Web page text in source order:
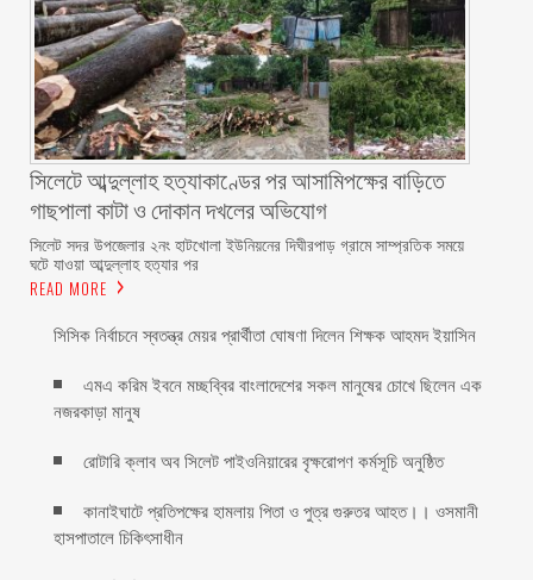
সিলেটে আব্দুল্লাহ হত্যাকাণ্ডের পর আসামিপক্ষের বাড়িতে
গাছপালা কাটা ও দোকান দখলের অভিযোগ
সিলেট সদর উপজেলার ২নং হাটখোলা ইউনিয়নের দিঘীরপাড় গ্রামে সাম্প্রতিক সময়ে
ঘটে যাওয়া আব্দুল্লাহ হত্যার পর
READ MORE
সিসিক নির্বাচনে স্বতন্ত্র মেয়র প্রার্থীতা ঘোষণা দিলেন শিক্ষক আহমদ ইয়াসিন
এমএ করিম ইবনে মচ্ছব্বির বাংলাদেশের সকল মানুষের চোখে ছিলেন এক
নজরকাড়া মানুষ ‎
রোটারি ক্লাব অব সিলেট পাইওনিয়ারের বৃক্ষরোপণ কর্মসূচি অনুষ্ঠিত
কানাইঘাটে প্রতিপক্ষের হামলায় পিতা ও পুত্র গুরুতর আহত।। ওসমানী
হাসপাতালে চিকিৎসাধীন